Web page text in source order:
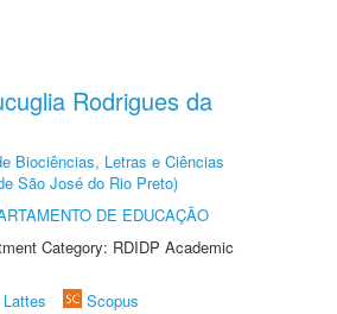
Rodrigues da
Biociências, Letras e Ciências
São José do Rio Preto)
DE EDUCAÇÃO
Category: RDIDP Academic
Scopus